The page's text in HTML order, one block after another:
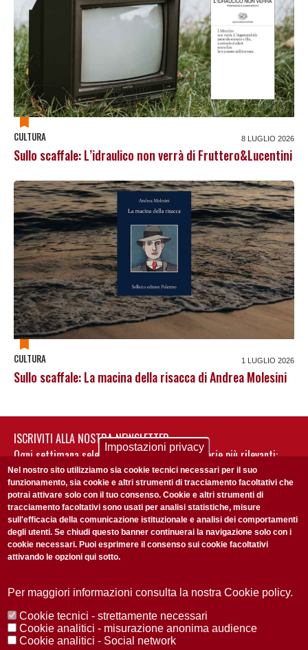
CULTURA 8 LUGLIO 2026
Sullo scaffale: L’idraulico non verrà di Fruttero&Lucentini
CULTURA 1 LUGLIO 2026
Sullo scaffale: La macina della risacca di Andrea Molesini
ISCRIVITI ALLA NOSTRA NEWSLETTER
Ogni settimana selezioniamo per te nostre storie più rilevanti:
non perderti gli aggiornamenti della nostra newsletter
Accetto laPrivacy Policy
Redazione Copyright Privacy
Area stampa
© 2025 Università di Padova
Impostazioni privacy
Nel nostro sito utilizziamo sia cookie tecnici necessari per il suo
funzionamento, sia cookie e altri strumenti di tracciamento facoltativi che
potrai attivare solo con il tuo consenso. Cookie e altri strumenti di
tracciamento facoltativi sono usati per analisi statistiche, misure
sull'efficacia della comunicazione istituzionale e analisi dei comportamenti
degli utenti. Se chiudi questo banner continuerai la navigazione solo con i
cookie necessari. Puoi esprimere il consenso sui cookie facoltativi
attivando le opzioni qui sotto.
Per maggiori informazioni consulta la nostra Cookie policy.
Cookie tecnici - strettamente necessari
Cookie analitici - misurazione anonima audience
Cookie analitici - Social network